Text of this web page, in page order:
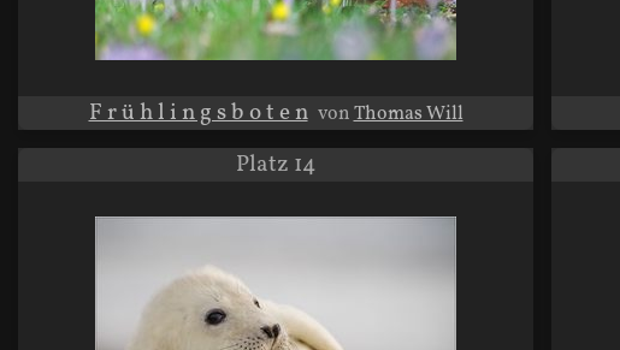
F r ü h l i n g s b o t e n vonThomas Will
Platz 14